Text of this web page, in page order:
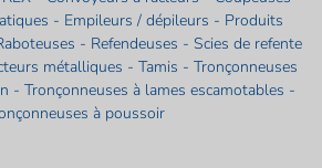
- Empileurs / dépileurs - Produits
- Refendeuses - Scies de refente
métalliques - Tamis - Tronçonneuses
- Tronçonneuses à lames escamotables -
à poussoir